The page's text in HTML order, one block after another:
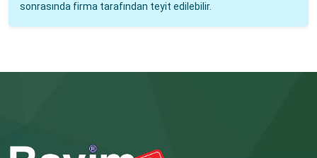
sonrasında firma tarafından teyit edilebilir.